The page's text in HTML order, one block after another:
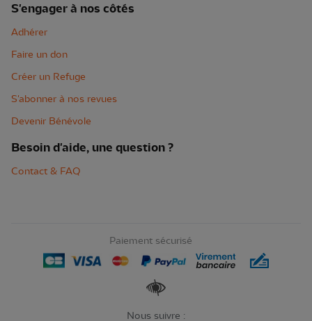
S'engager à nos côtés
Adhérer
Faire un don
Créer un Refuge
S'abonner à nos revues
Devenir Bénévole
Besoin d'aide, une question ?
Contact & FAQ
Paiement sécurisé
Renforcer les contrastes
Nous suivre :